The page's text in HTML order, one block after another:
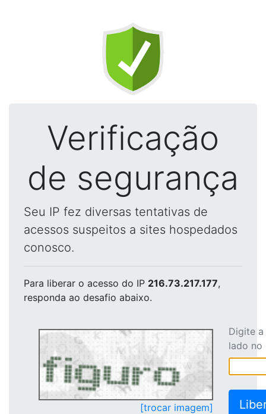
Verificação
de segurança
Seu IP fez diversas tentativas de
acessos suspeitos a sites hospedados
conosco.
Para liberar o acesso do IP 216.73.217.177,
responda ao desafio abaixo.
[trocar imagem]
Digite
lado no